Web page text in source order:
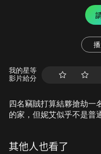
我的星等
影片給分
四名竊賊打算結夥搶劫
的家，但妮艾似乎不是普
其他人也看了